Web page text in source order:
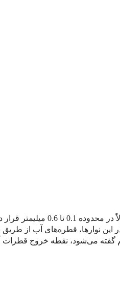
بیشتر معمولاً برای
نوارها، قطره‌های آب از طریق
گفته می‌شود، نقطه خروج